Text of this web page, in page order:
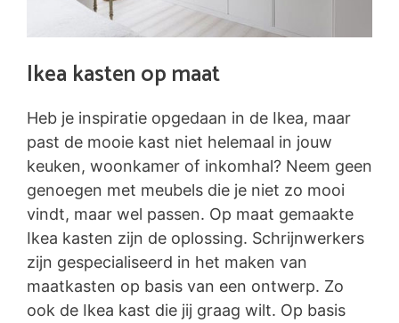
Ikea kasten op maat
Heb je inspiratie opgedaan in de Ikea, maar
past de mooie kast niet helemaal in jouw
keuken, woonkamer of inkomhal? Neem geen
genoegen met meubels die je niet zo mooi
vindt, maar wel passen. Op maat gemaakte
Ikea kasten zijn de oplossing. Schrijnwerkers
zijn gespecialiseerd in het maken van
maatkasten op basis van een ontwerp. Zo
ook de Ikea kast die jij graag wilt. Op basis